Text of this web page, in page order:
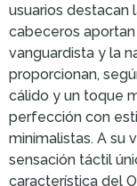
usuarios destacan
cabeceros
vanguardista y la
proporcionan,
cálido y un toque
perfección con
minimalistas. A su
sensación táctil
característica del